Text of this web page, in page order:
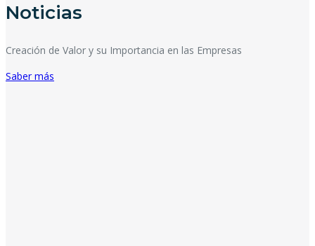
Noticias
Creación de Valor y su Importancia en las Empresas
Saber más